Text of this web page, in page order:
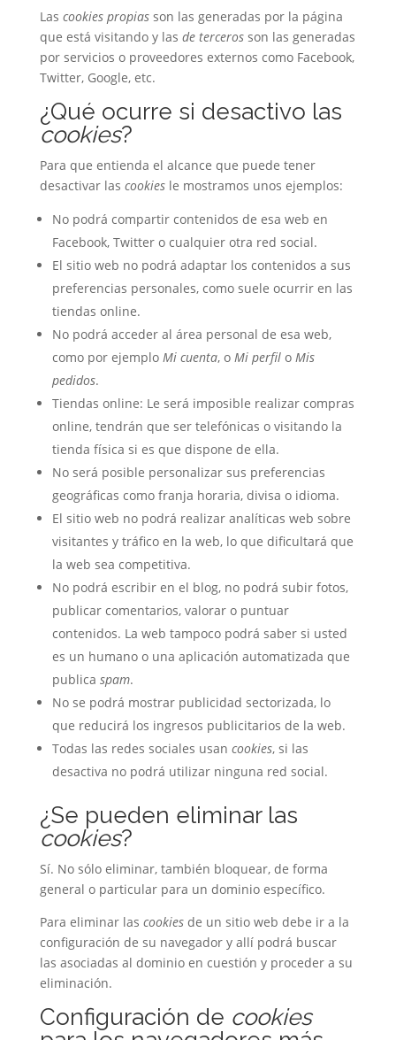
Las cookies propiasson las generadas por la página
que está visitando y las de tercerosson las generadas
por servicios o proveedores externos como Facebook,
Twitter, Google, etc.
¿Qué ocurre si desactivo las
cookies?
Para que entienda el alcance que puede tener
desactivar las cookiesle mostramos unos ejemplos:
No podrá compartir contenidos de esa web en
Facebook, Twitter o cualquier otra red social.
El sitio web no podrá adaptar los contenidos a sus
preferencias personales, como suele ocurrir en las
tiendas online.
No podrá acceder al área personal de esa web,
como por ejemplo Mi cuenta, o Mi perfilo Mis
pedidos.
Tiendas online: Le será imposible realizar compras
online, tendrán que ser telefónicas o visitando la
tienda física si es que dispone de ella.
No será posible personalizar sus preferencias
geográficas como franja horaria, divisa o idioma.
El sitio web no podrá realizar analíticas web sobre
visitantes y tráfico en la web, lo que dificultará que
la web sea competitiva.
No podrá escribir en el blog, no podrá subir fotos,
publicar comentarios, valorar o puntuar
contenidos. La web tampoco podrá saber si usted
es un humano o una aplicación automatizada que
publica spam.
No se podrá mostrar publicidad sectorizada, lo
que reducirá los ingresos publicitarios de la web.
Todas las redes sociales usan cookies, si las
desactiva no podrá utilizar ninguna red social.
¿Se pueden eliminar las
cookies?
Sí. No sólo eliminar, también bloquear, de forma
general o particular para un dominio específico.
Para eliminar las cookiesde un sitio web debe ir a la
configuración de su navegador y allí podrá buscar
las asociadas al dominio en cuestión y proceder a su
eliminación.
Configuración de cookies